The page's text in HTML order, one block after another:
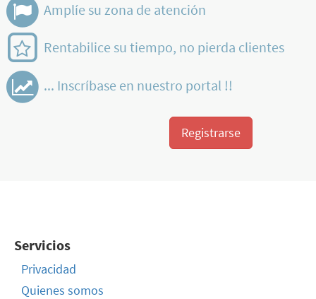
Amplíe su zona de atención
Rentabilice su tiempo, no pierda clientes
... Inscríbase en nuestro portal !!
Registrarse
Servicios
Privacidad
Quienes somos